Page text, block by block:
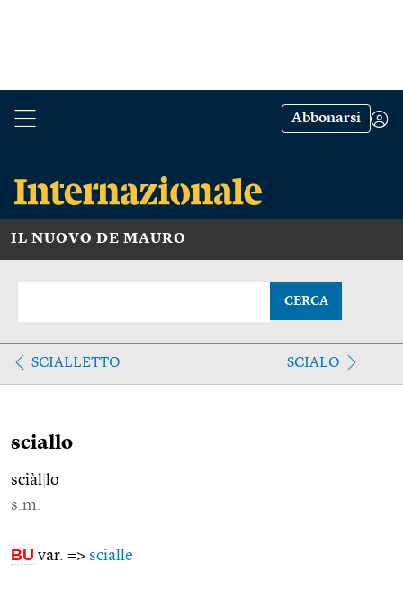
Abbonarsi
IL NUOVO DE MAURO
CERCA
SCIALLETTO SCIALO
sciallo
sciàl lo
s.m.
BU var. => scialle